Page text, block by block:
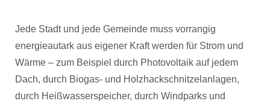
Jede Stadt und jede Gemeinde muss vorrangig
energieautark aus eigener Kraft werden für Strom und
Wärme – zum Beispiel durch Photovoltaik auf jedem
Dach, durch Biogas- und Holzhackschnitzelanlagen,
durch Heißwasserspeicher, durch Windparks und